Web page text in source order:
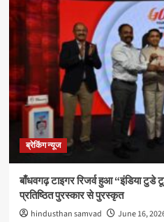
ब्रेकिंग न्यूज
बाँधवगढ़ टाइगर रिजर्व हुआ “इंडिया टुडे
प्रतिष्ठित पुरस्कार से पुरस्कृत
hindusthan samvad June 16,